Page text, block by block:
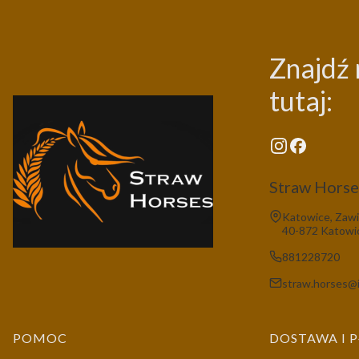
Znajdź
tutaj:
Straw
Adres:
Katowice,
40-872
881228720
Linki w stopce
POMOC DOSTAWA I